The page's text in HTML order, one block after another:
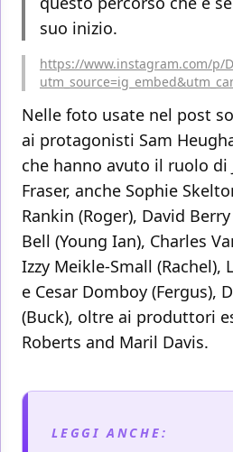
suo inizio.
https://www.instagram.com/p/
Nelle foto usate nel post
ai protagonisti Sam
che hanno avuto il ruolo di
Fraser, anche Sophie
Rankin (Roger), David
Bell (Young Ian), Charles
Izzy Meikle-Small (Rachel),
e Cesar Domboy (Fergus),
(Buck), oltre ai produttori
Roberts and Maril Davis.
LEGGI ANCHE: